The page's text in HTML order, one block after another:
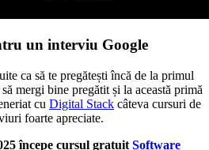
un interviu Google
ca să te pregătești încă de la primul
mergi bine pregătit și la această primă
cu Digital Stack câteva cursuri de
foarte apreciate.
începe cursul gratuit Software